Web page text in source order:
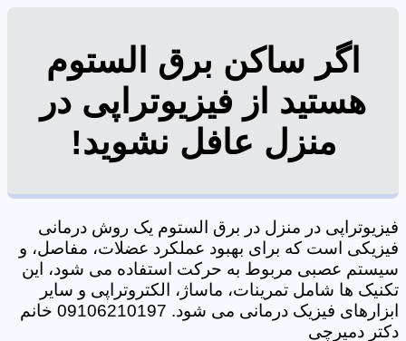
اگر ساکن برق الستوم
هستید از فیزیوتراپی در
منزل عافل نشوید!
فیزیوتراپی در منزل در برق الستوم یک روش درمانی
فیزیکی است که برای بهبود عملکرد عضلات، مفاصل، و
سیستم عصبی مربوط به حرکت استفاده می شود، این
تکنیک ها شامل تمرینات، ماساژ، الکتروتراپی و سایر
ابزارهای فیزیک درمانی می شود. 09106210197 خانم
دکتر دمیرچی